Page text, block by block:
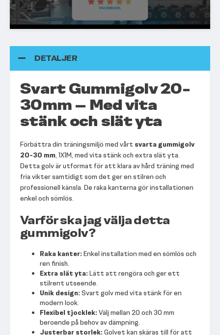
DETALJER
Svart Gummigolv 20-
30mm – Med vita
stänk och slät yta
Förbättra din träningsmiljö med vårt svarta gummigolv
20-30 mm, 1X1M, med vita stänk och extra slät yta.
Detta golv är utformat för att klara av hård träning med
fria vikter samtidigt som det ger en stilren och
professionell känsla. De raka kanterna gör installationen
enkel och sömlös.
Varför ska jag välja detta
gummigolv?
Raka kanter: Enkel installation med en sömlös och
ren finish.
Extra slät yta: Lätt att rengöra och ger ett
stilrent utseende.
Unik design: Svart golv med vita stänk för en
modern look.
Flexibel tjocklek: Välj mellan 20 och 30 mm
beroende på behov av dämpning.
Justerbar storlek: Golvet kan skäras till för att